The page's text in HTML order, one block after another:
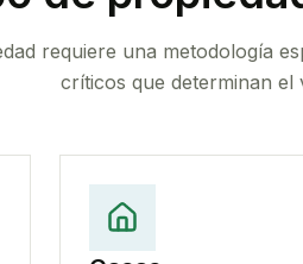
requiere una metodología
críticos que determinan el